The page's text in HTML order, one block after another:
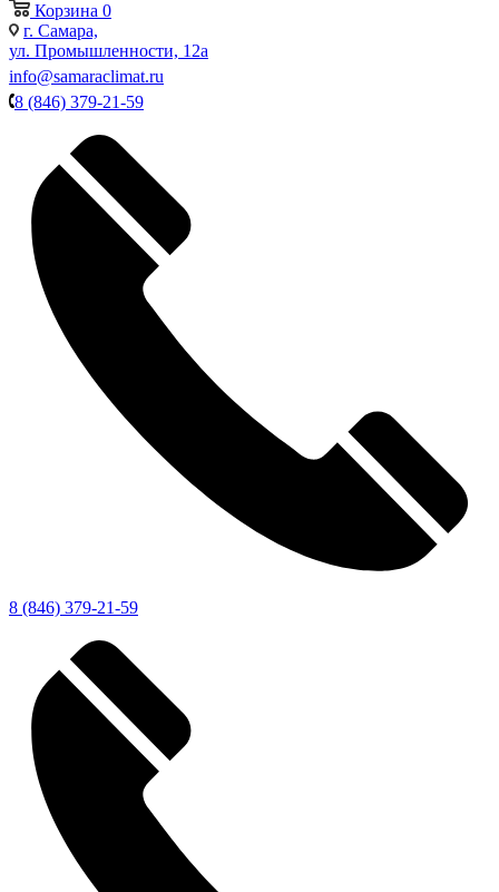
Корзина 0
г. Самара,
ул. Промышленности, 12а
info@samaraclimat.ru
8 (846) 379-21-59
8 (846) 379-21-59